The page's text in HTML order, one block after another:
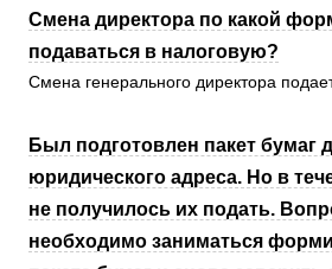
Смена директора по какой
подаваться в налоговую?
Смена генерального директора
Был подготовлен пакет бумаг
юридического адреса. Но в
не получилось их подать.
необходимо заниматься